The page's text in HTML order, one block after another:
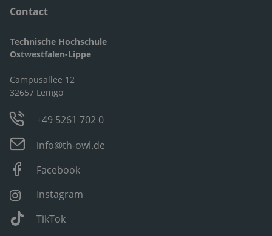
Contact
Technische Hochschule
Ostwestfalen-Lippe
Campusallee 12
32657 Lemgo
+49 5261 702 0
info@th-owl.de
Facebook
Instagram
TikTok